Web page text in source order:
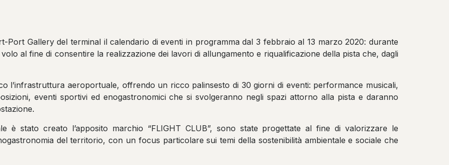
Port Gallery del terminal il calendario di eventi in programma dal 3 febbraio al 13 marzo 2020: durante
al fine di consentire la realizzazione dei lavori di allungamento e riqualificazione della pista che, dagli
l’infrastruttura aeroportuale, offrendo un ricco palinsesto di 30 giorni di eventi: performance musicali,
eventi sportivi ed enogastronomici che si svolgeranno negli spazi attorno alla pista e daranno
è stato creato l’apposito marchio “FLIGHT CLUB”, sono state progettate al fine di valorizzare le
del territorio, con un focus particolare sui temi della sostenibilità ambientale e sociale che